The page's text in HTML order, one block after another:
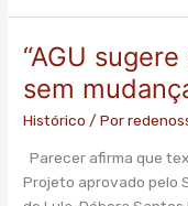
“AGU
sem
Histórico / Por
Parecer afirma que
Projeto aprovado pelo
“AGU
sanção
do